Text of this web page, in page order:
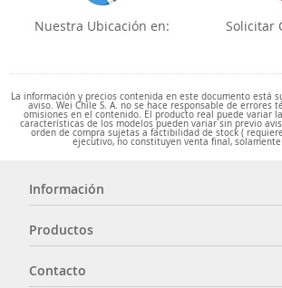
Nuestra Ubicación en: Solicitar
La información y precios contenida en este documento está
aviso. Wei Chile S. A. no se hace responsable de errores
omisiones en el contenido. El producto real puede variar
características de los modelos pueden variar sin previo
orden de compra sujetas a factibilidad de stock (
ejecutivo, no constituyen venta final,
Información
Productos
Contacto